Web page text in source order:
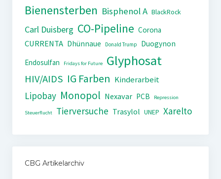
Bienensterben Bisphenol A BlackRock
Carl Duisberg CO-Pipeline Corona
CURRENTA Dhünnaue Donald Trump
Duogynon
Endosulfan
Fridays for Future Glyphosat
HIV/AIDS IG Farben Kinderarbeit
Lipobay Monopol Nexavar PCB Repression
Steuerflucht Tierversuche Trasylol UNEP Xarelto
CBG Artikelarchiv